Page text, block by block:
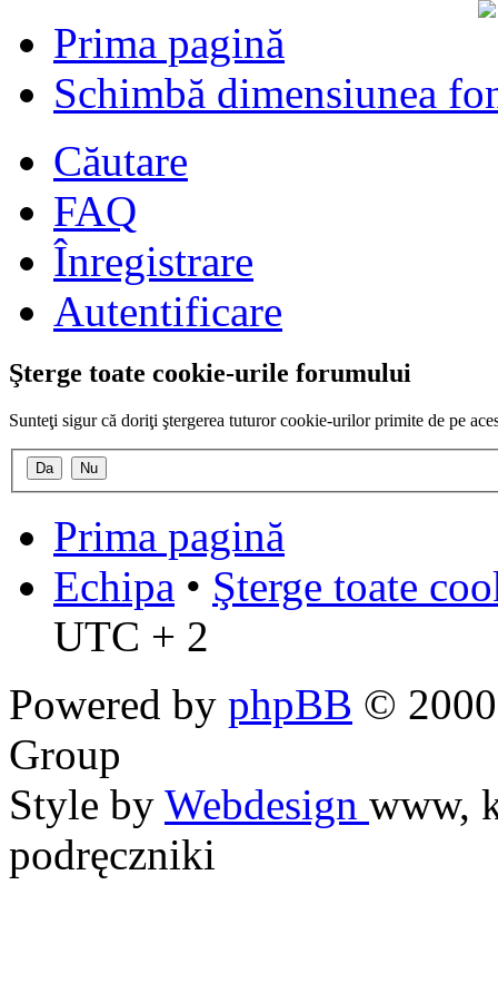
Prima pagină
Schimbă dimensiunea
Căutare
FAQ
Înregistrare
Autentificare
Şterge toate cookie-urile forumului
Sunteţi sigur că doriţi ştergerea tuturor cookie-urilor primite de pe
Prima pagină
Echipa • Şterge toate
UTC + 2
Powered by phpBB ©
Group
Style by Webdesign www,
podręczniki